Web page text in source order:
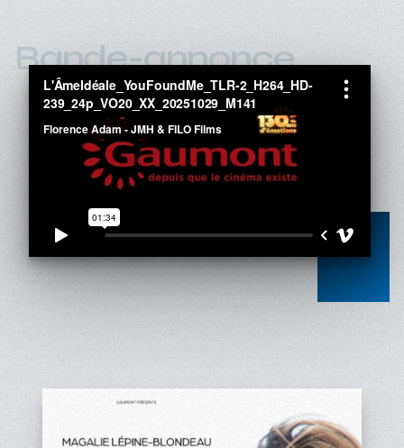
Bande-annonce